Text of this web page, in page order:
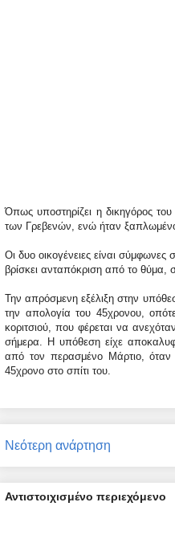
Όπως υποστηρίζει η δικηγόρος
των Γρεβενών, ενώ ήταν
Οι δυο οικογένειες είναι
βρίσκει ανταπόκριση από το
Την απρόσμενη εξέλιξη στην
την απολογία του 45χρονου,
κοριτσιού, που φέρεται να
σήμερα. Η υπόθεση είχε
από τον περασμένο Μάρτιο, όταν
45χρονο στο σπίτι του.
Νεότερη ανάρτηση
Αντιστοιχισμένο περιεχόμενο